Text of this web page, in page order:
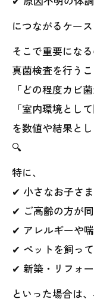
につながるケー
そこで重要にな
真菌検査を行うこ
「どの程度カビ
「室内環境とし
を数値や結果と
🔍
特に、
✔ 小さなお子さ
✔ ご高齢の方が
✔ アレルギーや
✔ ペットを飼っ
✔ 新築・リフォ
といった場合は